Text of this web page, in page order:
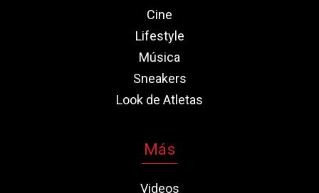
Cine
Lifestyle
Música
Sneakers
Look de Atletas
Más
Videos